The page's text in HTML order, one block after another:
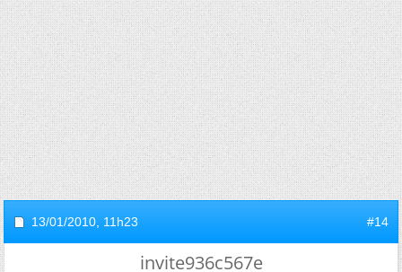
13/01/2010, 11h23 #14
invite936c567e